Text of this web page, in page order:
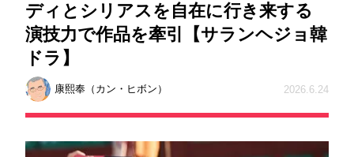
ディとシリアスを自在に行き来する
演技力で作品を牽引【サランヘジョ韓
ドラ】
康熙奉（カン・ヒボン） 2026.6.24